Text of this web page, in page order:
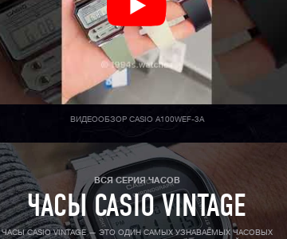
ВИДЕООБЗОР CASIO A100WEF-3A
ВСЯ СЕРИЯ ЧАСОВ
ЧАСЫ CASIO VINTAGE
ЧАСЫ CASIO VINTAGE — ЭТО ОДИН САМЫХ УЗНАВАЕМЫХ ЧАСОВЫХ